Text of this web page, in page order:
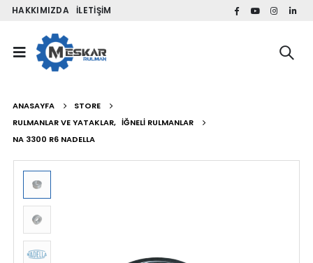
HAKKIMIZDA İLETIŞIM
ANASAYFA
STORE
RULMANLAR VE YATAKLAR, İĞNELI RULMANLAR
NA 3300 R6 NADELLA